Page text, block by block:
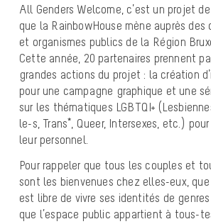
All Genders Welcome, c’est un projet
que la RainbowHouse mène auprès des
et organismes publics de la Région
Cette année, 20 partenaires prennent
grandes actions du projet : la création
pour une campagne graphique et une
sur les thématiques LGBTQI+
le-s, Trans*, Queer, Intersexes, etc.)
leur personnel.
Pour rappeler que tous les couples et
sont les bienvenues chez elles-eux,
est libre de vivre ses identités de
que l’espace public appartient à tous-